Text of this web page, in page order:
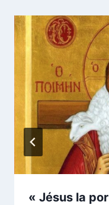
« Jésus la